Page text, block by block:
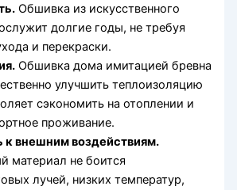
Обшивка из искусственного
долгие годы, не требуя
и перекраски.
Обшивка дома имитацией бревна
улучшить теплоизоляцию
сэкономить на отоплении и
проживание.
к внешним воздействиям.
материал не боится
лучей, низких температур,